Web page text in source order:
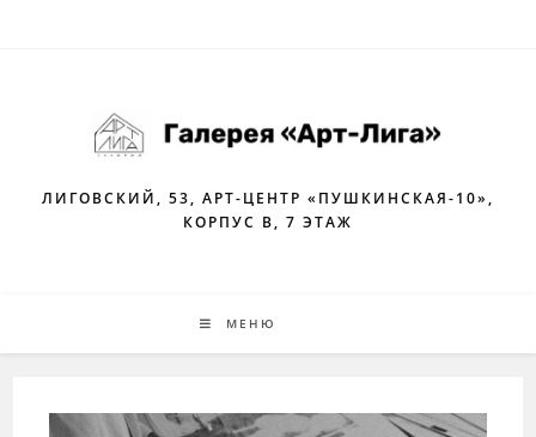
ЛИГОВСКИЙ, 53, АРТ-ЦЕНТР «ПУШКИНСКАЯ-10»,
КОРПУС В, 7 ЭТАЖ
МЕНЮ